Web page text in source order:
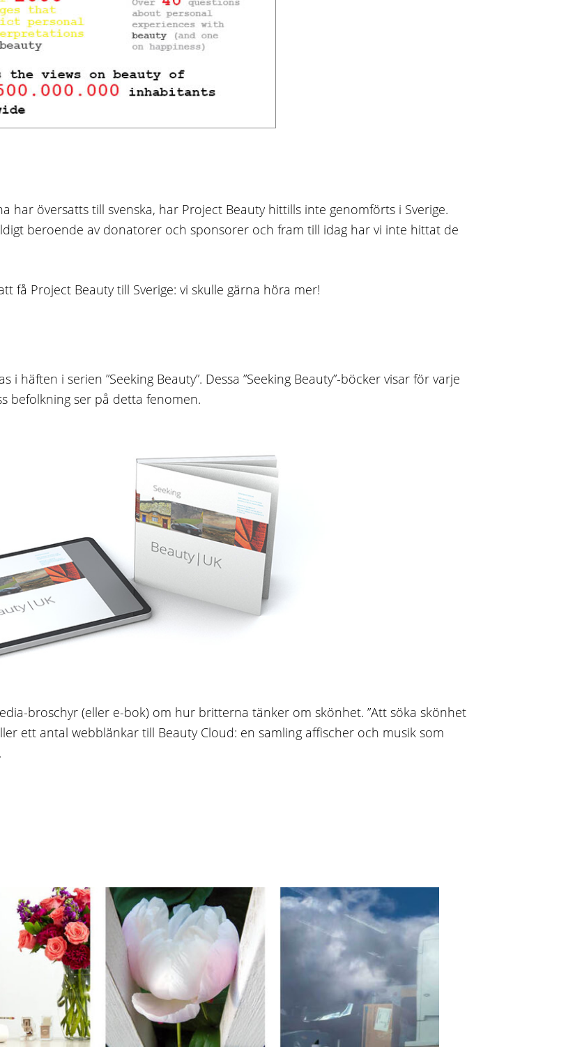
har översatts till svenska, har Project Beauty hittills inte genomförts i Sverige.
beroende av donatorer och sponsorer och fram till idag har vi inte hittat de
få Project Beauty till Sverige: vi skulle gärna höra mer!
häften i serien ”Seeking Beauty”. Dessa ”Seeking Beauty”-böcker visar för varje
befolkning ser på detta fenomen.
broschyr (eller e-bok) om hur britterna tänker om skönhet. ”Att söka skönhet
ett antal webblänkar till Beauty Cloud: en samling affischer och musik som